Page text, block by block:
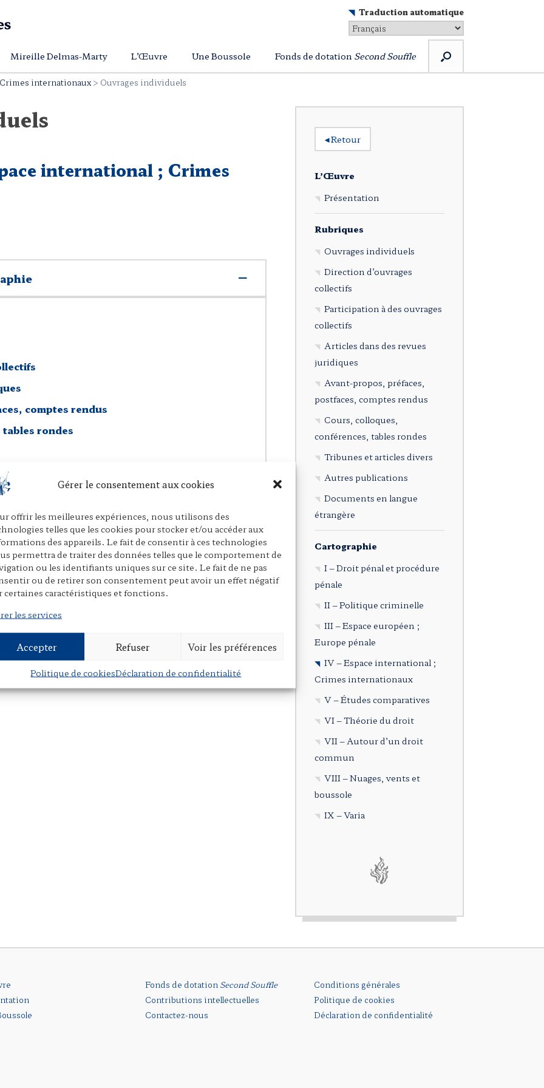
Gérer le consentement aux cookies
offrir les meilleures expériences, nous utilisons des
telles que les cookies pour stocker et/ou accéder aux
des appareils. Le fait de consentir à ces technologies
permettra de traiter des données telles que le comportement de
ou les identifiants uniques sur ce site. Le fait de ne pas
ou de retirer son consentement peut avoir un effet négatif
certaines caractéristiques et fonctions.
les services
Accepter Refuser Voir les préférences
Politique de cookiesDéclaration de confidentialité
Traduction automatique
Mireille Delmas-Marty L’Œuvre Une Boussole Fonds de dotation Second Souffle
internationaux > Ouvrages individuels
international ; Crimes
comptes rendus
rondes
P
r
i
n
t
E
m
a
i
l
P
a
r
t
a
◂Retour
L’Œuvre
Présentation
Rubriques
Ouvrages individuels
Direction d’ouvrages
collectifs
Participation à des ouvrages
collectifs
Articles dans des revues
juridiques
Avant-propos, préfaces,
postfaces, comptes rendus
Cours, colloques,
conférences, tables rondes
Tribunes et articles divers
Autres publications
Documents en langue
étrangère
Cartographie
I – Droit pénal et procédure
pénale
II – Politique criminelle
III – Espace européen ;
Europe pénale
IV – Espace international ;
Crimes internationaux
V – Études comparatives
VI – Théorie du droit
VII – Autour d’un droit
commun
VIII – Nuages, vents et
boussole
IX – Varia
Fonds de dotation Second Souffle
Contributions intellectuelles
Contactez-nous
Conditions générales
Politique de cookies
Déclaration de confidentialité